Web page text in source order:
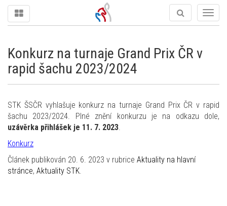
Konkurz na turnaje Grand Prix ČR v
rapid šachu 2023/2024
STK ŠSČR vyhlašuje konkurz na turnaje Grand Prix ČR v rapid
šachu 2023/2024. Plné znění konkurzu je na odkazu dole,
uzávěrka přihlášek je 11. 7. 2023.
Konkurz
Článek publikován 20. 6. 2023 v rubrice Aktuality na hlavní
stránce, Aktuality STK.